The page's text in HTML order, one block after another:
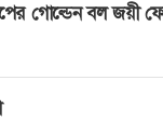
গোল্ডেন বল জয়ী